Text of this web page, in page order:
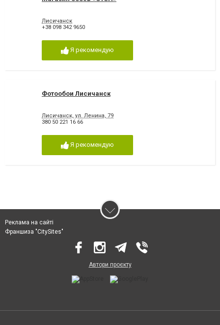
Лисичанск
+38 098 342 9650
Я рекомендую
Фотообои Лисичанск
Лисичанск, ул. Ленина, 79
380 50 221 16 66
Я рекомендую
Реклама на сайті
Франшиза "CitySites"
Автори проєкту